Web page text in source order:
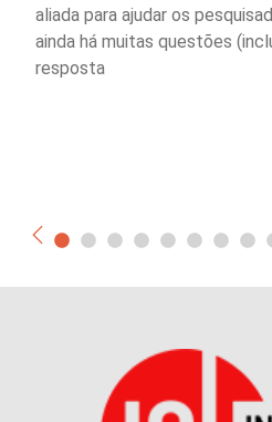
aliada para ajudar os
ainda há muitas questões
resposta